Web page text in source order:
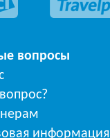
вопросы
информация